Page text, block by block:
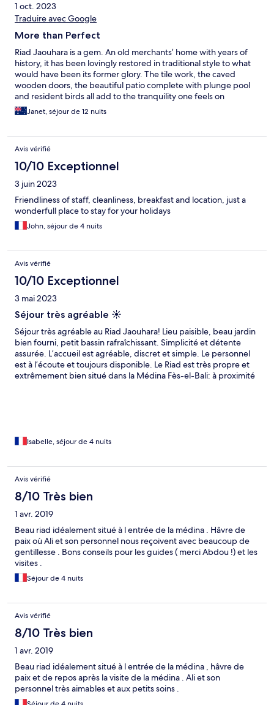
1 oct. 2023
Traduire avec Google
More than Perfect
Riad Jaouhara is a gem. An old merchants’ home with years of
history, it has been lovingly restored in traditional style to what
would have been its former glory. The tile work, the caved
wooden doors, the beautiful patio complete with plunge pool
and resident birds all add to the tranquility one feels on
stepping from the hustle and bustle at the edge of the Medina
into a bye gone era. The smiling staff are friendly and caring…
tables scattered around the patio..delicious. Beds are firm and
comfortable and there is a bar fridge in the room. We stayed
downstairs in a room opening directly on to the patio with a
separate seating area. Wifi is not the best, but neither was the
phone signal…probably blocked by very dense walls. However I
noted pigeons had boxes on the rooftop so perhaps the
merchant who owned the house had a more functional
communication system than the present day. The view from the
rooftop is spectacular. THANK YOU for making our stay
Janet, séjour de 12 nuits
Avis vérifié
10/10 Exceptionnel
3 juin 2023
Friendliness of staff, cleanliness, breakfast and location, just a
wonderfull place to stay for your holidays
John, séjour de 4 nuits
Avis vérifié
10/10 Exceptionnel
3 mai 2023
Séjour très agréable ☀️
Séjour très agréable au Riad Jaouhara! Lieu paisible, beau jardin
bien fourni, petit bassin rafraîchissant. Simplicité et détente
assurée. L’accueil est agréable, discret et simple. Le personnel
est à l’écoute et toujours disponible. Le Riad est très propre et
extrêmement bien situé dans la Médina Fès-el-Bali: à proximité
Ne servent pas d’alcool (comme quasiment tous les
propres boissons alcoolisées pour les boire dans le jardin. Le
petit déjeuner est copieux et tout à fait local. Présence d’un
Vous pouvez contacter le Riad pour qu’il vous envoie un taxi à
Isabelle, séjour de 4 nuits
Avis vérifié
8/10 Très bien
1 avr. 2019
Beau riad idéalement situé à l entrée de la médina . Hâvre de
paix où Ali et son personnel nous reçoivent avec beaucoup de
gentillesse . Bons conseils pour les guides ( merci Abdou !) et les
visites .
Séjour de 4 nuits
Avis vérifié
8/10 Très bien
1 avr. 2019
Beau riad idéalement situé à l entrée de la médina , hâvre de
paix et de repos après la visite de la médina . Ali et son
personnel très aimables et aux petits soins .